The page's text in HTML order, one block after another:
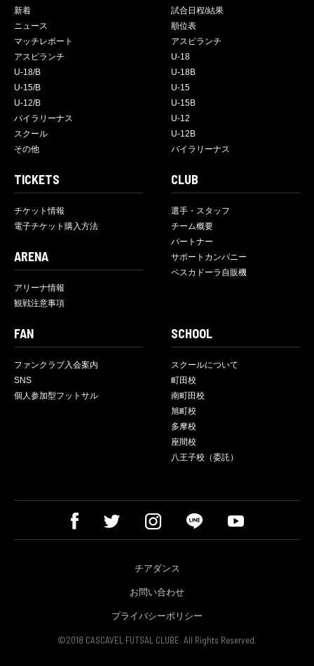
新着
ニュース
マッチレポート
アスピランチ
U-18/B
U-15/B
U-12/B
バイラリーナス
スクール
その他
試合日程/結果
順位表
アスピランチ
U-18
U-18B
U-15
U-15B
U-12
U-12B
バイラリーナス
TICKETS
チケット情報
電子チケット購入方法
ARENA
アリーナ情報
観戦注意事項
CLUB
選手・スタッフ
チーム概要
パートナー
サポートカンパニー
ペスカドーラ自販機
FAN
ファンクラブ入会案内
SNS
個人参加型フットサル
SCHOOL
スクールについて
町田校
南町田校
旭町校
多摩校
座間校
八王子校（委託）
チアダンス
お問い合わせ
プライバシーポリシー
©2018 CASCAVEL FUTSAL CLUBE. All Rights Reserved.